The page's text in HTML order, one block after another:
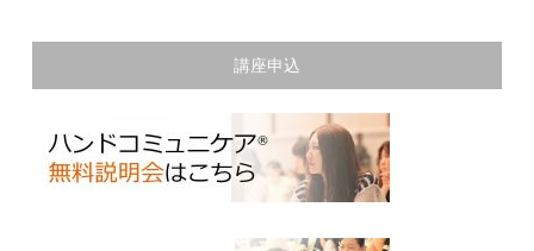
講座申込